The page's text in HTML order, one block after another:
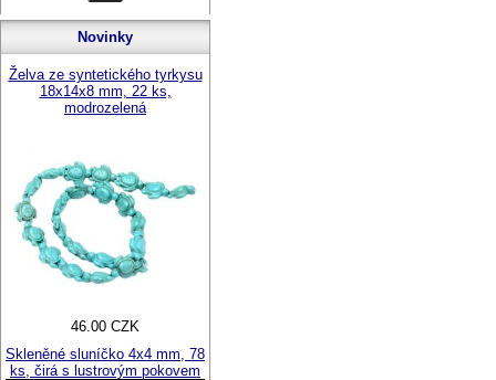
Novinky
Želva ze syntetického tyrkysu
18x14x8 mm, 22 ks,
modrozelená
46.00 CZK
Skleněné sluníčko 4x4 mm, 78
ks, čirá s lustrovým pokovem